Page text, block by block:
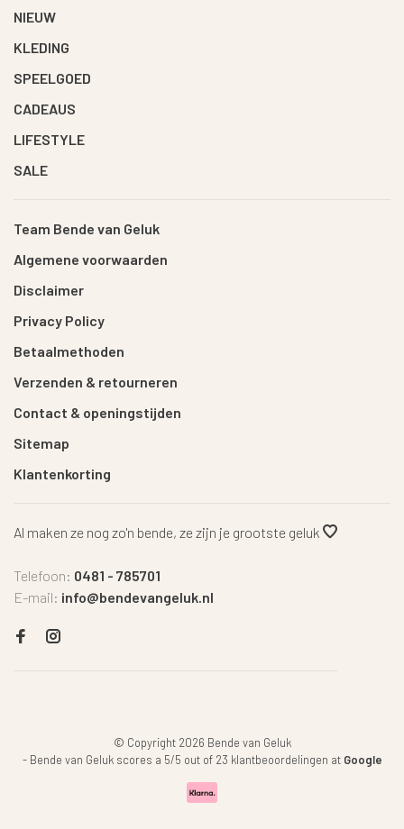
NIEUW
KLEDING
SPEELGOED
CADEAUS
LIFESTYLE
SALE
Team Bende van Geluk
Algemene voorwaarden
Disclaimer
Privacy Policy
Betaalmethoden
Verzenden & retourneren
Contact & openingstijden
Sitemap
Klantenkorting
Al maken ze nog zo'n bende, ze zijn je grootste geluk
Telefoon: 0481 - 785701
E-mail: info@bendevangeluk.nl
© Copyright 2026 Bende van Geluk
- Bende van Geluk scores a 5/5 out of 23 klantbeoordelingen at Google